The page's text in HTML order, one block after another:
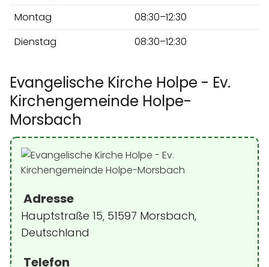
Montag
08:30–12:30
Dienstag
08:30–12:30
Evangelische Kirche Holpe - Ev.
Kirchengemeinde Holpe-
Morsbach
Adresse
Hauptstraße 15, 51597 Morsbach,
Deutschland
Telefon